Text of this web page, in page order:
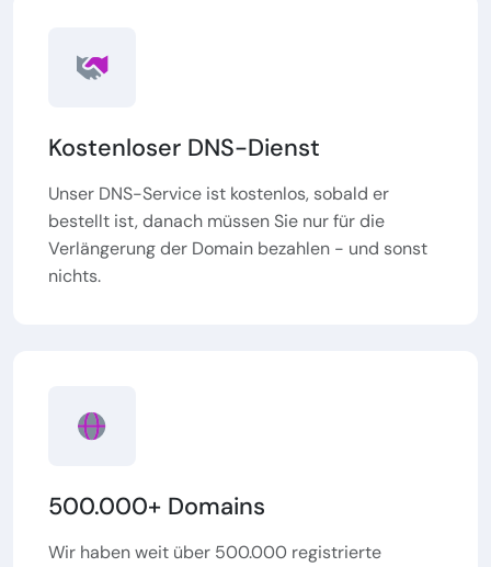
Kostenloser DNS-Dienst
Unser DNS-Service ist kostenlos, sobald er
bestellt ist, danach müssen Sie nur für die
Verlängerung der Domain bezahlen - und sonst
nichts.
500.000+ Domains
Wir haben weit über 500.000 registrierte